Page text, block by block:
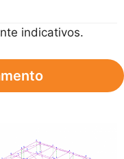
indicativos.